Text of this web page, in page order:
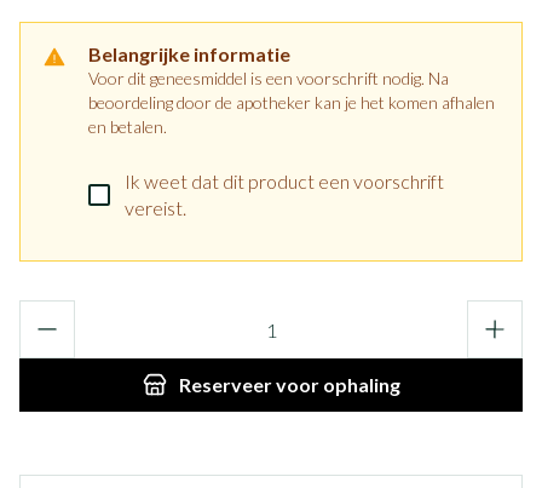
Belangrijke informatie
Voor dit geneesmiddel is een voorschrift nodig. Na
beoordeling door de apotheker kan je het komen afhalen
en betalen.
Ik weet dat dit product een voorschrift
vereist.
Reserveervoor ophaling